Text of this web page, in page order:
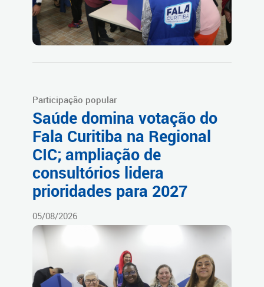
Participação popular
Saúde domina votação do
Fala Curitiba na Regional
CIC; ampliação de
consultórios lidera
prioridades para 2027
05/08/2026